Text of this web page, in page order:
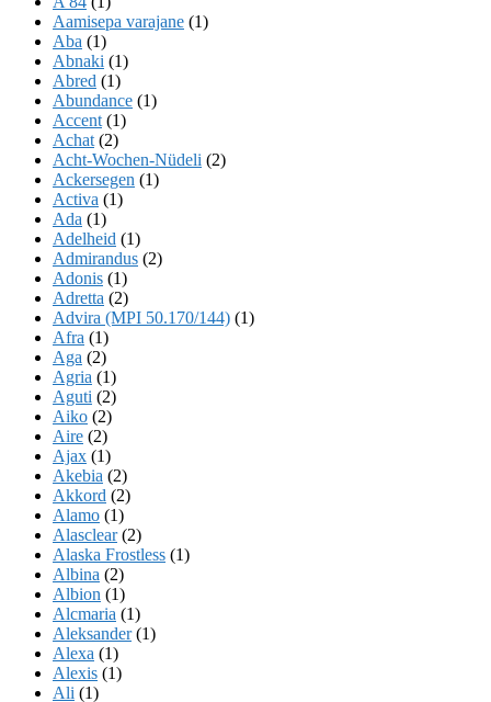
Aamisepa varajane (1)
Aba (1)
Abnaki (1)
Abred (1)
Abundance (1)
Accent (1)
Achat (2)
Acht-Wochen-Nüdeli (2)
Ackersegen (1)
Activa (1)
Ada (1)
Adelheid (1)
Admirandus (2)
Adonis (1)
Adretta (2)
Advira (MPI 50.170/144) (1)
Afra (1)
Aga (2)
Agria (1)
Aguti (2)
Aiko (2)
Aire (2)
Ajax (1)
Akebia (2)
Akkord (2)
Alamo (1)
Alasclear(2)
Alaska Frostless (1)
Albina (2)
Albion (1)
Alcmaria (1)
Aleksander(1)
Alexa (1)
Alexis (1)
Ali (1)